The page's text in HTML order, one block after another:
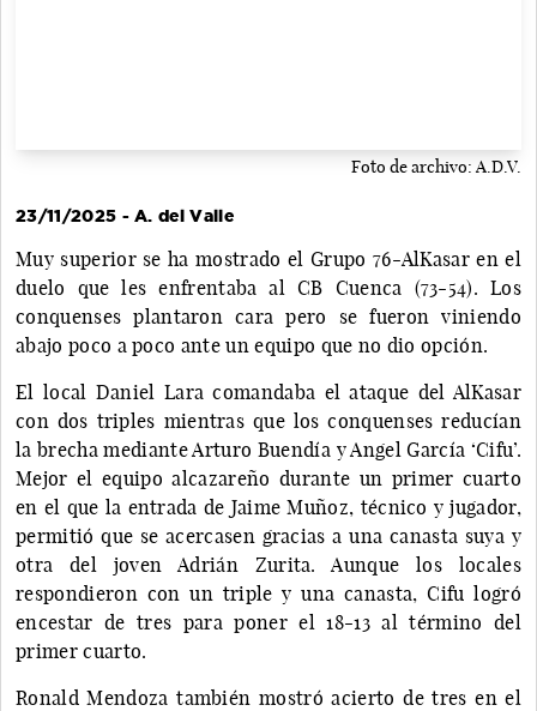
Foto de archivo: A.D.V.
23/11/2025 - A. del Valle
Muy superior se ha mostrado el Grupo 76-AlKasar en el
duelo que les enfrentaba al CB Cuenca (73-54). Los
conquenses plantaron cara pero se fueron viniendo
abajo poco a poco ante un equipo que no dio opción.
El local Daniel Lara comandaba el ataque del AlKasar
con dos triples mientras que los conquenses reducían
la brecha mediante Arturo Buendía y Angel García ‘Cifu’.
Mejor el equipo alcazareño durante un primer cuarto
en el que la entrada de Jaime Muñoz, técnico y jugador,
permitió que se acercasen gracias a una canasta suya y
otra del joven Adrián Zurita. Aunque los locales
respondieron con un triple y una canasta, Cifu logró
encestar de tres para poner el 18-13 al término del
primer cuarto.
Ronald Mendoza también mostró acierto de tres en el